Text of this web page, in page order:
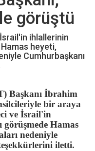
görüştü
ihlallerinin
Hamas heyeti,
Cumhurbaşkanı
Başkanı İbrahim
bir araya
ve İsrail'in
görüşmede Hamas
nedeniyle
iletti.